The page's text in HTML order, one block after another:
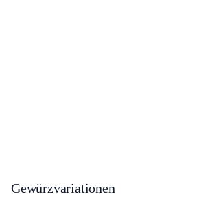
Gewürzvariationen